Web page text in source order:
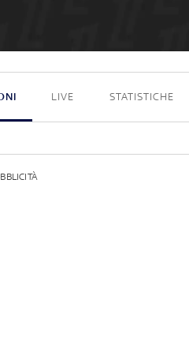
- 4
LIVE STATISTICHE